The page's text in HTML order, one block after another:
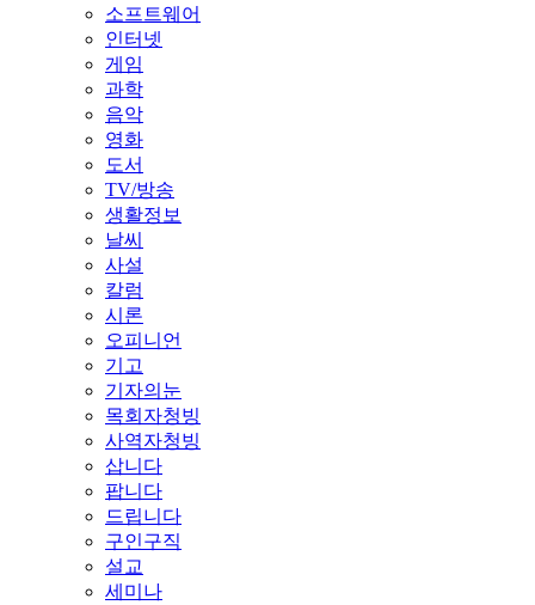
소프트웨어
인터넷
게임
과학
음악
영화
도서
TV/방송
생활정보
날씨
사설
칼럼
시론
오피니언
기고
기자의눈
목회자청빙
사역자청빙
삽니다
팝니다
드립니다
구인구직
설교
세미나